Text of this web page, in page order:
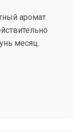
аромат.
месяц.